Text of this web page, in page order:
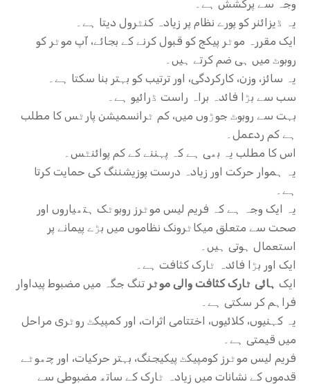
وجہ سے پرکشش ہے۔
یہ ڈیزائنر کو پورے نظام پر زیادہ کنٹرول دیتا ہے۔
ایک مقررہ موٹر پیکج کو قبول کرنے کے بجائے، آپ موٹر کو
روبوٹ میں ہی ضم کرتے ہیں۔
یہ سائز، وزن، کارکردگی، اور ترتیب کو بہتر بنا سکتا ہے۔
سب سے بڑا فائدہ براہ راست ڈرائیو ہے۔
بہت سے روبوٹ جوڑوں میں، کم ٹرانسمیشن پارٹس کا مطلب
ہے کم ردعمل۔
اس کا مطلب یہ بھی ہے کہ پہننے کے کم پوائنٹس۔
یہ ہموار حرکت اور زیادہ درست پوزیشننگ کی حمایت کرتا
ہے۔
یہ ایک وجہ ہے کہ فریم لیس موٹرز روبوٹک ہتھیاروں اور
صحت سے متعلق میکاٹرونک نظاموں میں بڑے پیمانے پر
استعمال ہوتی ہیں۔
ایک اور بڑا فائدہ ٹارک کثافت ہے۔
ایک ہائی ٹارک کثافت والی موٹر تنگ جگہ میں مضبوط پیداوار
فراہم کر سکتی ہے۔
یہ کہنیوں، کلائیوں، اختتامی اثرات، اور کمپیکٹ روٹری مراحل
میں قیمتی ہے۔
فریم لیس موٹرز کومپیکٹ پیکیجنگ، بہتر حرکیات، اور چھوٹے
قدموں کے نشانات میں زیادہ ٹارک کے ساتھ مضبوطی سے